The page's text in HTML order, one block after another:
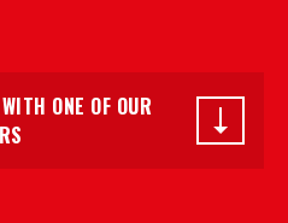
ONE OF OUR